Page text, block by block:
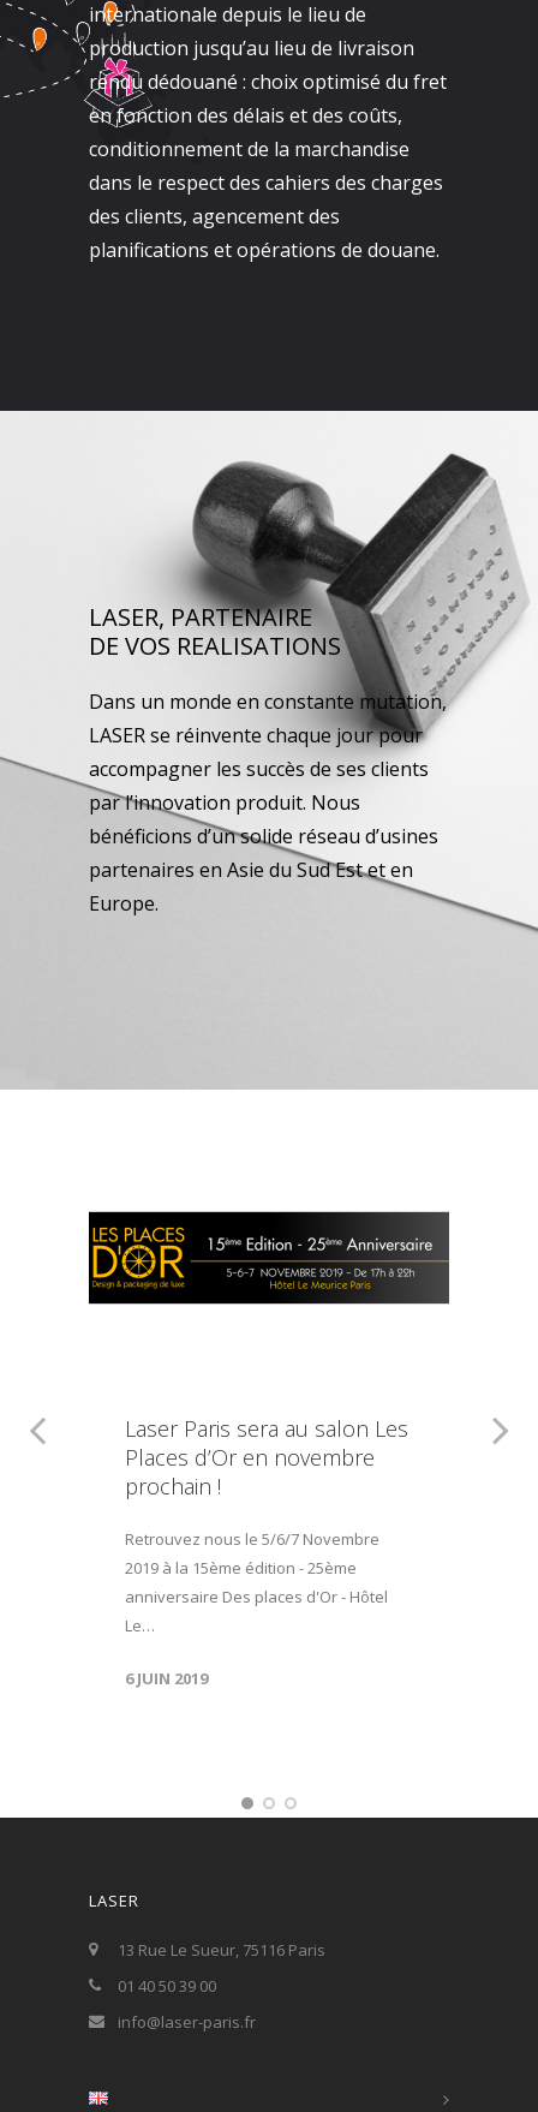
internationale depuis le lieu de
production jusqu’au lieu de livraison
rendu dédouané : choix optimisé du fret
en fonction des délais et des coûts,
conditionnement de la marchandise
dans le respect des cahiers des charges
des clients, agencement des
planifications et opérations de douane.
LASER, PARTENAIRE
DE VOS REALISATIONS
Dans un monde en constante mutation,
LASER se réinvente chaque jour pour
accompagner les succès de ses clients
par l’innovation produit. Nous
bénéficions d’un solide réseau d’usines
partenaires en Asie du Sud Est et en
Europe.
Laser Paris sera au salon Les
Places d’Or en novembre
prochain !
Retrouvez nous le 5/6/7 Novembre
2019 à la 15ème édition - 25ème
anniversaire Des places d'Or - Hôtel
Le…
6 JUIN 2019
LASER
13 Rue Le Sueur, 75116 Paris
01 40 50 39 00
info@laser-paris.fr